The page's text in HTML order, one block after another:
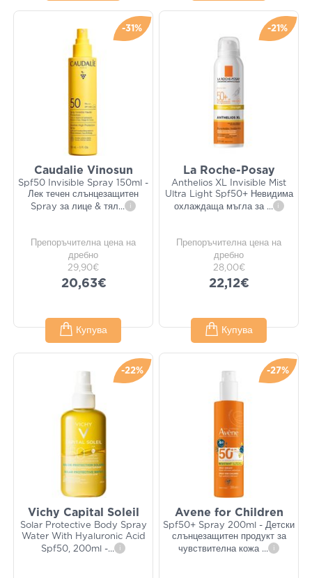
-31%
Caudalie Vinosun
Spf50 Invisible Spray 150ml -
Лек течен слънцезащитен
Spray за лице & тял... i
Препоръчителна цена на
дребно
29,90€
20,63€
Купува
-21%
La Roche-Posay
Anthelios XL Invisible Mist
Ultra Light Spf50+ Невидима
охлаждаща мъгла за ... i
Препоръчителна цена на
дребно
28,00€
22,12€
Купува
-22%
Vichy Capital Soleil
Solar Protective Body Spray
Water With Hyaluronic Acid
Spf50, 200ml -... i
-27%
Avene for Children
Spf50+ Spray 200ml - Детски
слънцезащитен продукт за
чувствителна кожа ... i